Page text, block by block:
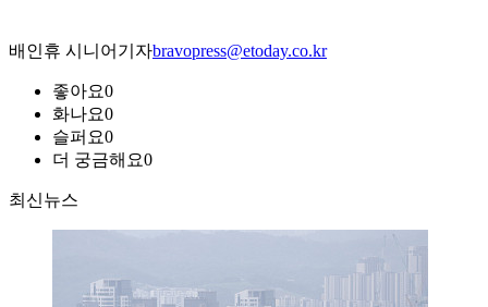
배인휴 시니어기자bravopress@etoday.co.kr
좋아요0
화나요0
슬퍼요0
더 궁금해요0
최신뉴스